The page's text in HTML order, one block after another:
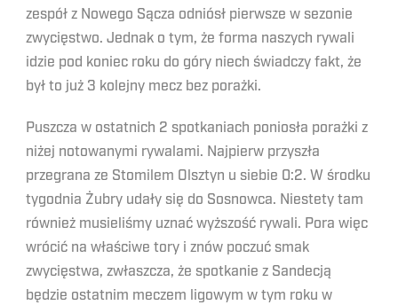
zespół z Nowego Sącza odniósł pierwsze w sezonie
zwycięstwo. Jednak o tym, że forma naszych rywali
idzie pod koniec roku do góry niech świadczy fakt, że
był to już 3 kolejny mecz bez porażki.
Puszcza w ostatnich 2 spotkaniach poniosła porażki z
niżej notowanymi rywalami. Najpierw przyszła
przegrana ze Stomilem Olsztyn u siebie 0:2. W środku
tygodnia Żubry udały się do Sosnowca. Niestety tam
również musieliśmy uznać wyższość rywali. Pora więc
wrócić na właściwe tory i znów poczuć smak
zwycięstwa, zwłaszcza, że spotkanie z Sandecją
będzie ostatnim meczem ligowym w tym roku w